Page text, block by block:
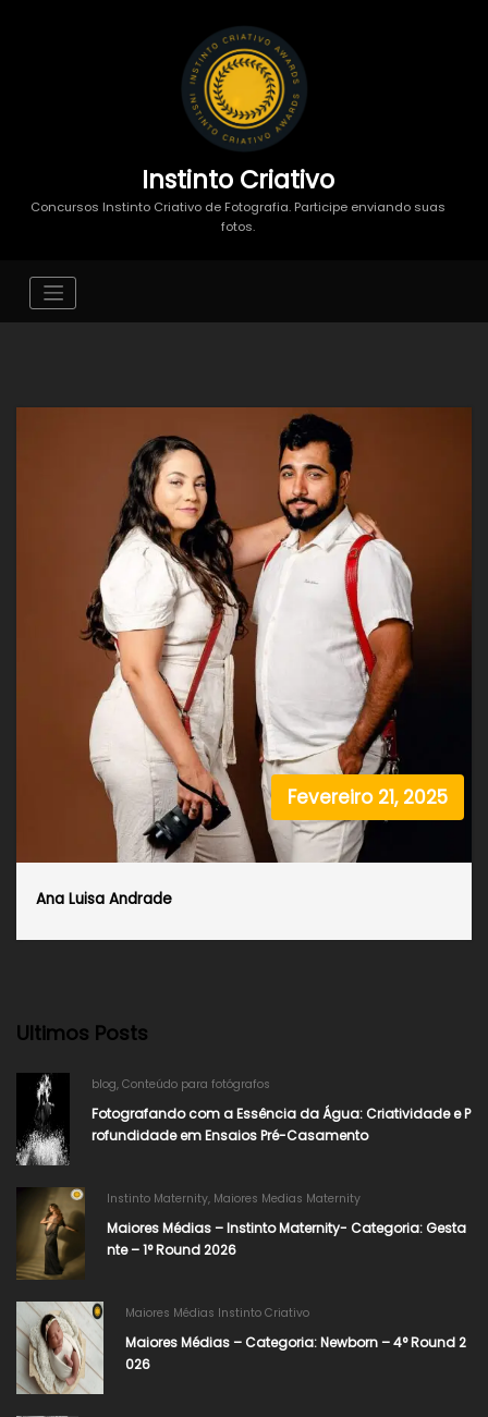
Instinto Criativo
Concursos Instinto Criativo de Fotografia. Participe enviando suas
fotos.
Fevereiro 21, 2025
Ana Luisa Andrade
Ultimos Posts
blog,Conteúdo para fotógrafos
Fotografando com a Essência da Água: Criatividade e P
rofundidade em Ensaios Pré-Casamento
Instinto Maternity, Maiores Medias Maternity
Maiores Médias – Instinto Maternity- Categoria: Gesta
nte – 1° Round 2026
Maiores Médias Instinto Criativo
Maiores Médias – Categoria: Newborn – 4° Round 2
026​